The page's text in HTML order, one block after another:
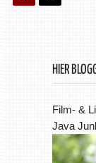
HIER
Film- &
Java